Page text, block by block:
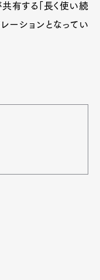
有する「長く使い続
ーションとなってい